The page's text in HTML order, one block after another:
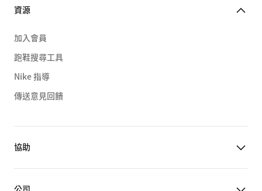
資源
加入會員
跑鞋搜尋工具
Nike 指導
傳送意見回饋
協助
公司